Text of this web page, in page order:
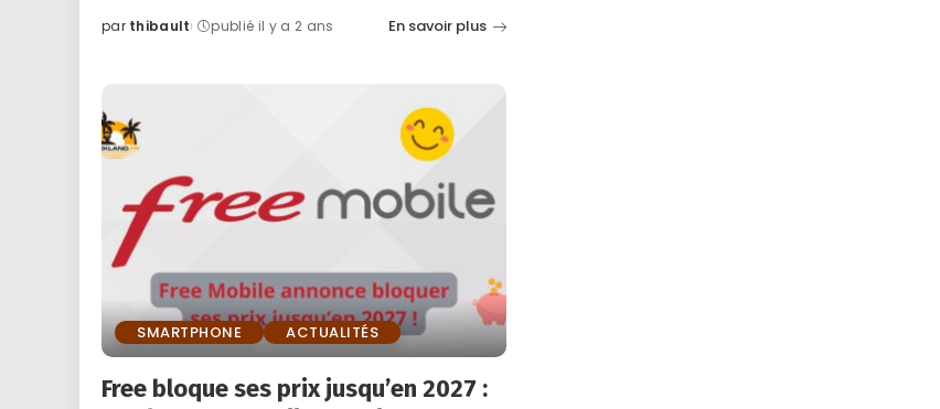
Posted
par thibault publié il y a 2 ans En savoir plus
SMARTPHONE ACTUALITÉS
Free bloque ses prix jusqu’en 2027 :